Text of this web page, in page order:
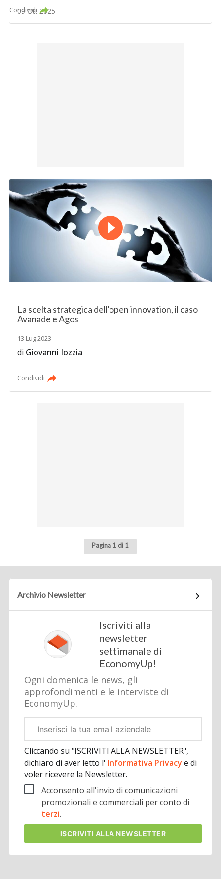
09 Ott 2025
Condividi
La scelta strategica dell'open innovation, il caso
Avanade e Agos
13 Lug 2023
di Giovanni Iozzia
Condividi
Pagina 1 di 1
Archivio Newsletter
Iscriviti alla
newsletter
settimanale di
EconomyUp!
Ogni domenica le news, gli
approfondimenti e le interviste di
EconomyUp.
aziendale
Cliccando su "ISCRIVITI ALLA NEWSLETTER",
dichiaro di aver letto l' Informativa Privacye di
voler ricevere la Newsletter.
Acconsento all'invio di comunicazioni
promozionali e commerciali per conto di
terzi.
ISCRIVITI ALLA NEWSLETTER